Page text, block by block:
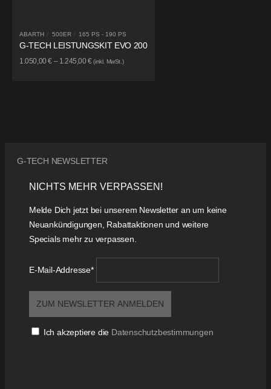
ABARTH / 500ER / 165 PS - 190 PS
G-TECH LEISTUNGSKIT EVO 200
1.050,00€ – 1.245,00€ (inkl. MwSt.)
G-TECH NEWSLETTER
NICHTS MEHR VERPASSEN!
Melde Dich jetzt bei unserem Newsletter an um keine
Neuankündigungen, Rabattaktionen und weitere
Specials mehr zu verpassen.
E-Mail-Addresse*
Ich akzeptiere die Datenschutzbestimmungen